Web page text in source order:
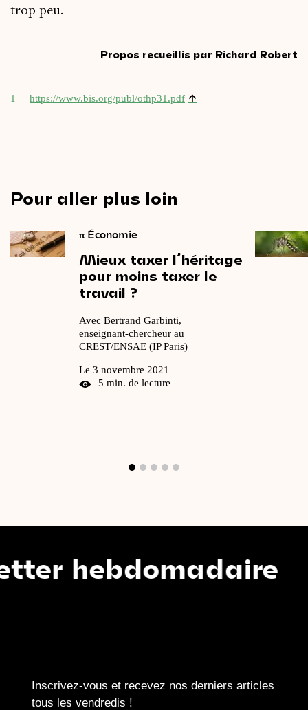
trop peu.
Propos recueillis par Richard Robert
1 https://​www​.bis​.org/​p​u​b​l​/​o​t​h​p​3​1.pdf ↑
Pour aller plus loin
π Économie
Mieux taxer l’héritage
pour moins taxer le
travail ?
Avec Bertrand Garbinti,
enseignant-chercheur au
CREST/ENSAE (IP Paris)
Le 3 novembre 2021
5 min. de lecture